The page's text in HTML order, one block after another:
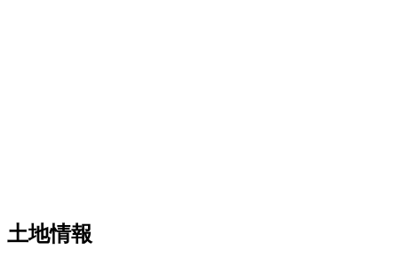
土地情報